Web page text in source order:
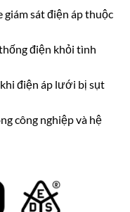
giám sát điện áp thuộc
điện khỏi tình
điện áp lưới bị sụt
công nghiệp và hệ